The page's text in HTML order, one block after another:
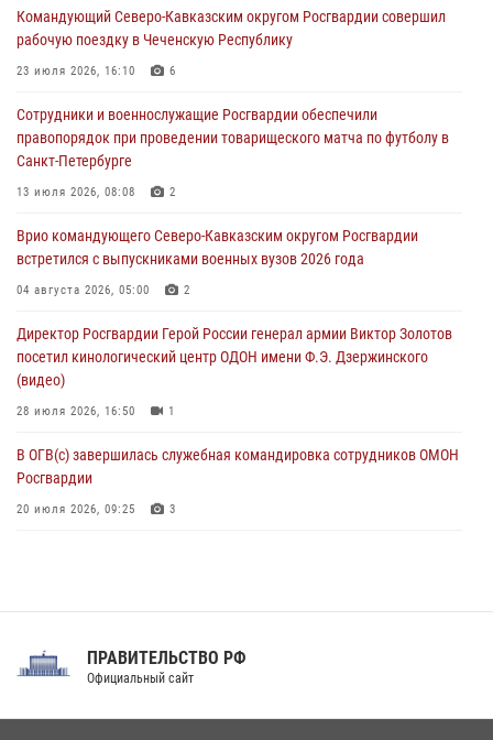
Смольного собора в Санкт-Петербурге (видео)
07 августа 2026, 11:34
взрывобезопасности
07 августа 2026, 11:33
Рэпер ST посетил раненых росгвардейцев в Главном военном
07 августа 2026, 11:18 2
В Ставрополе офицеры Росгвардии стали участниками пресс-
07 августа 2026, 11:00
Командующий Северо-Кавказским округом Росгвардии совершил
рабочую поездку в Чеченскую Республику
23 июля 2026, 16:10 6
Сотрудники и военнослужащие Росгвардии обеспечили
правопорядок при проведении товарищеского матча по футболу в
Санкт-Петербурге
13 июля 2026, 08:08 2
Врио командующего Северо-Кавказским округом Росгвардии
встретился с выпускниками военных вузов 2026 года
04 августа 2026, 05:00 2
Директор Росгвардии Герой России генерал армии Виктор Золотов
посетил кинологический центр ОДОН имени Ф.Э. Дзержинского
(видео)
28 июля 2026, 16:50 1
В ОГВ(с) завершилась служебная командировка сотрудников ОМОН
Росгвардии
20 июля 2026, 09:25 3
Праздник «Один день с Росгвардией» к 105-летию Центрального
ПРАВИТЕЛЬСТВО РФ
Официальный сайт